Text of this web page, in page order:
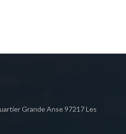
Grande Anse 97217 Les